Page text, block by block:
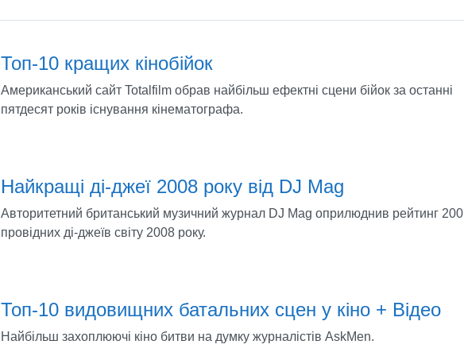
Топ-10 кращих кінобійок
Американський сайт Totalfilm обрав найбільш ефектні сцени бійок за останні
пятдесят років існування кінематографа.
Найкращі ді-джеї 2008 року від DJ Mag
Авторитетний британський музичний журнал DJ Mag оприлюднив рейтинг 200
провідних ді-джеїв світу 2008 року.
Топ-10 видовищних батальних сцен у кіно + Відео
Найбільш захоплюючі кіно битви на думку журналістів AskMen.